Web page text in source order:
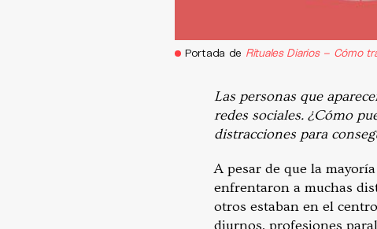
Portada de Rituales Diarios – Cómo
Las personas que
redes sociales. ¿Cómo
distracciones para
A pesar de que la
enfrentaron a muchas
otros estaban en el